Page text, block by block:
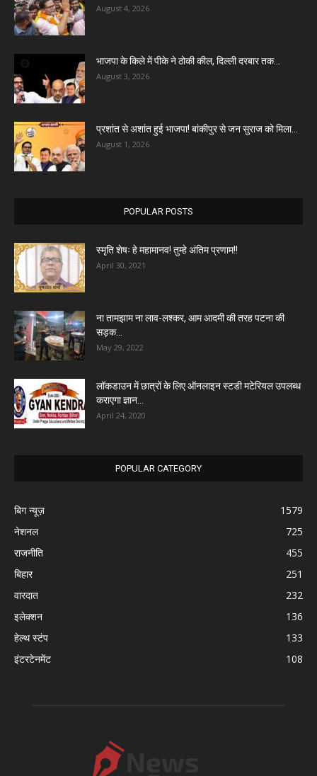
August 4, 2026
भाजपा के किले में पीके ने ठोकी कील, दिल्ली दरबार तक...
August 3, 2026
प्रशांत से अशांत हुई भाजपा! बांकीपुर से जन सुराज को मिला...
August 1, 2026
POPULAR POSTS
स्मृति शेषः हे महामानव! तुम्हे अंतिम प्रणाम!!
April 30, 2021
ना तामझाम ना लाव-लश्कर, आम आदमी की तरह पटना की
सड़क...
May 29, 2022
लॉकडाउन में छात्रों के लिए ऑनलाइन स्टडी मटेरियल उपलब्ध
कराएगा ज्ञान...
April 24, 2020
POPULAR CATEGORY
बिग न्यूज़
1579
नेशनल
725
राजनीति
455
बिहार
251
वारदात
232
इलेक्शन
136
हेल्थ स्टंप
133
इंटरटेनमेंट
108